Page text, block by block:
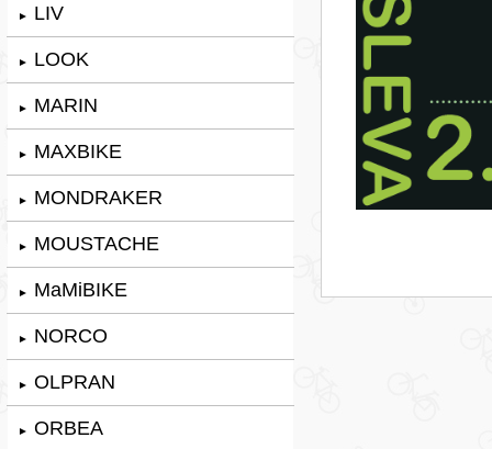
► LIV
► LOOK
► MARIN
► MAXBIKE
► MONDRAKER
► MOUSTACHE
► MaMiBIKE
► NORCO
► OLPRAN
► ORBEA